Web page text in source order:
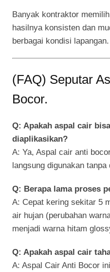
Banyak kontraktor
hasilnya konsisten dan
berbagai kondisi lapangan.
(FAQ) Seputar
Bocor.
Q: Apakah aspal cair
diaplikasikan?
A: Ya, Aspal cair anti
langsung digunakan
Q: Berapa lama proses
A: Cepat kering sekitar 5
air hujan (perubahan
menjadi warna hitam
Q: Apakah aspal cair
A: Aspal Cair Anti Bocor